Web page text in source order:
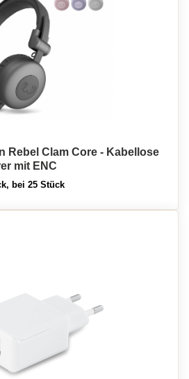
Rebel Clam Core - Kabellose
mit ENC
bei 25 Stück